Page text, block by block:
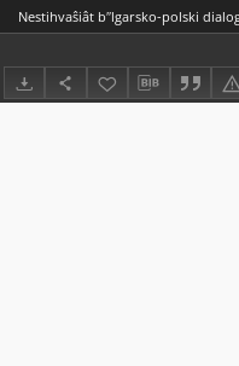
Nestihvaŝiât bʹʹlgarsko-polski